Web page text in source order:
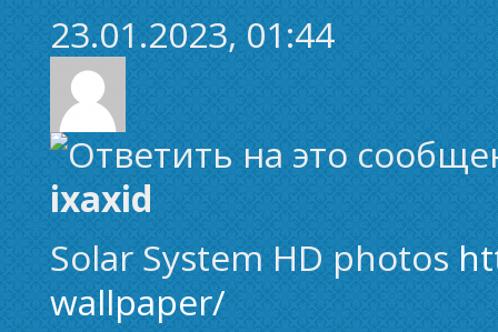
23.01.2023, 01:44
ixaxid
Solar System HD photos
wallpaper/